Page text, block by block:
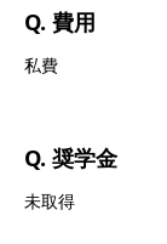
Q. 費用
私費
Q. 奨学金
未取得